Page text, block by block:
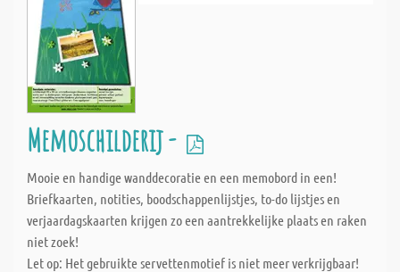
Memoschilderij -
Mooie en handige wanddecoratie en een memobord in een!
Briefkaarten, notities, boodschappenlijstjes, to-do lijstjes en
verjaardagskaarten krijgen zo een aantrekkelijke plaats en raken
niet zoek!
Let op: Het gebruikte servettenmotief is niet meer verkrijgbaar!